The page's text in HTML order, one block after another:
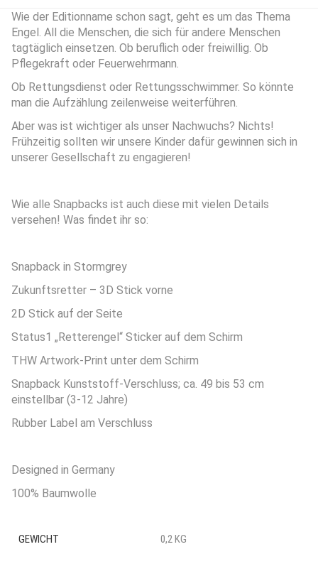
Wie der Editionname schon sagt, geht es um das Thema
Engel. All die Menschen, die sich für andere Menschen
tagtäglich einsetzen. Ob beruflich oder freiwillig. Ob
Pflegekraft oder Feuerwehrmann.
Ob Rettungsdienst oder Rettungsschwimmer. So könnte
man die Aufzählung zeilenweise weiterführen.
Aber was ist wichtiger als unser Nachwuchs? Nichts!
Frühzeitig sollten wir unsere Kinder dafür gewinnen sich in
unserer Gesellschaft zu engagieren!
Wie alle Snapbacks ist auch diese mit vielen Details
versehen! Was findet ihr so:
Snapback in Stormgrey
Zukunftsretter – 3D Stick vorne
2D Stick auf der Seite
Status1 „Retterengel“ Sticker auf dem Schirm
THW Artwork-Print unter dem Schirm
Snapback Kunststoff-Verschluss; ca. 49 bis 53 cm
einstellbar (3-12 Jahre)
Rubber Label am Verschluss
Designed in Germany
100% Baumwolle
GEWICHT 0,2 KG